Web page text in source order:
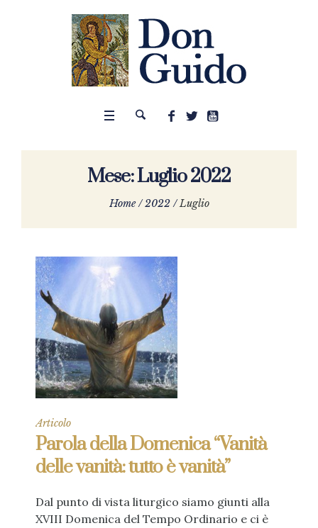
Mese:Luglio 2022
Home /2022 /Luglio
Articolo
Parola della Domenica “Vanità
delle vanità: tutto è vanità”
Dal punto di vista liturgico siamo giunti alla
XVIII Domenica del Tempo Ordinario e ci è